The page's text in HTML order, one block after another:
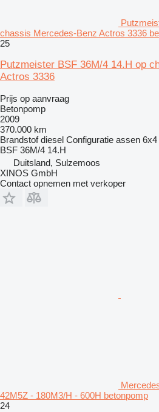
chassis Mercedes-Benz Actros 3336
25
Putzmeister BSF 36M/4 14.H op
Actros 3336
Prijs op aanvraag
Betonpomp
2009
370.000 km
Brandstof diesel Configuratie assen 6x4
BSF 36M/4 14.H
Duitsland, Sulzemoos
XINOS GmbH
Contact opnemen met verkoper
42M5Z - 180M3/H - 600H betonpomp
24